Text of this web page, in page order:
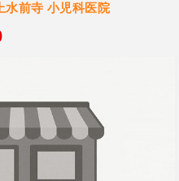
上水前寺 小児科医院